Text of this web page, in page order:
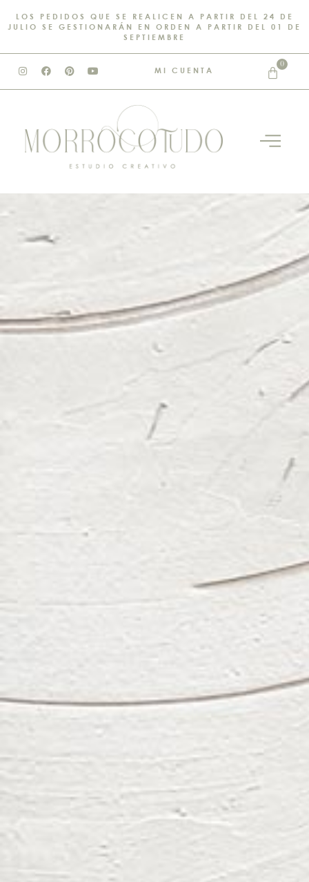
LOS PEDIDOS QUE SE REALICEN A PARTIR DEL 24 DE
JULIO SE GESTIONARÁN EN ORDEN A PARTIR DEL 01 DE
SEPTIEMBRE
MI CUENTA
0